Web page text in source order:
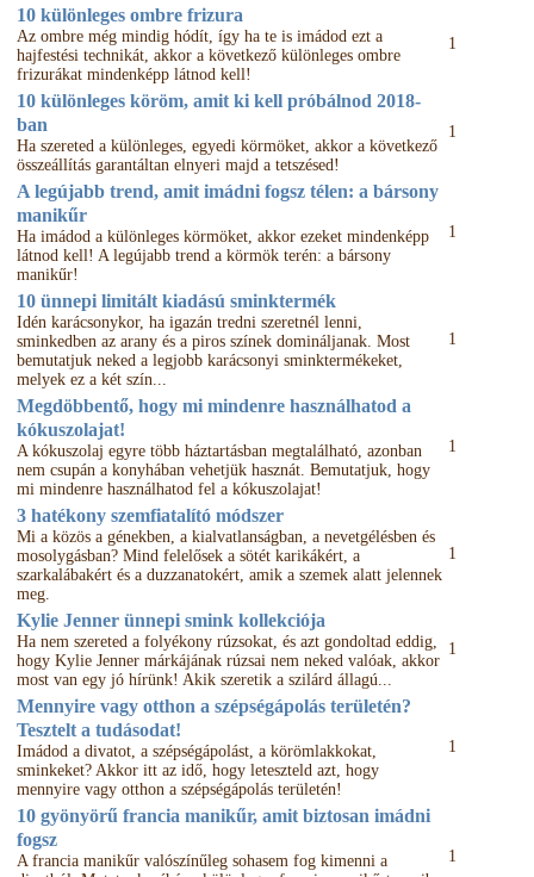
10 különleges ombre frizura
Az ombre még mindig hódít, így ha te is imádod ezt a
hajfestési technikát, akkor a következő különleges ombre
frizurákat mindenképp látnod kell!
1
10 különleges köröm, amit ki kell próbálnod 2018-
ban
Ha szereted a különleges, egyedi körmöket, akkor a következő
összeállítás garantáltan elnyeri majd a tetszésed!
1
A legújabb trend, amit imádni fogsz télen: a bársony
manikűr
Ha imádod a különleges körmöket, akkor ezeket mindenképp
látnod kell! A legújabb trend a körmök terén: a bársony
manikűr!
1
10 ünnepi limitált kiadású sminktermék
Idén karácsonykor, ha igazán tredni szeretnél lenni,
sminkedben az arany és a piros színek domináljanak. Most
bemutatjuk neked a legjobb karácsonyi sminktermékeket,
melyek ez a két szín...
1
Megdöbbentő, hogy mi mindenre használhatod a
kókuszolajat!
A kókuszolaj egyre több háztartásban megtalálható, azonban
nem csupán a konyhában vehetjük hasznát. Bemutatjuk, hogy
mi mindenre használhatod fel a kókuszolajat!
1
3 hatékony szemfiatalító módszer
Mi a közös a génekben, a kialvatlanságban, a nevetgélésben és
mosolygásban? Mind felelősek a sötét karikákért, a
szarkalábakért és a duzzanatokért, amik a szemek alatt jelennek
meg.
1
Kylie Jenner ünnepi smink kollekciója
Ha nem szereted a folyékony rúzsokat, és azt gondoltad eddig,
hogy Kylie Jenner márkájának rúzsai nem neked valóak, akkor
most van egy jó hírünk! Akik szeretik a szilárd állagú...
1
Mennyire vagy otthon a szépségápolás területén?
Tesztelt a tudásodat!
Imádod a divatot, a szépségápolást, a körömlakkokat,
sminkeket? Akkor itt az idő, hogy leteszteld azt, hogy
mennyire vagy otthon a szépségápolás területén!
1
10 gyönyörű francia manikűr, amit biztosan imádni
fogsz
A francia manikűr valószínűleg sohasem fog kimenni a
1